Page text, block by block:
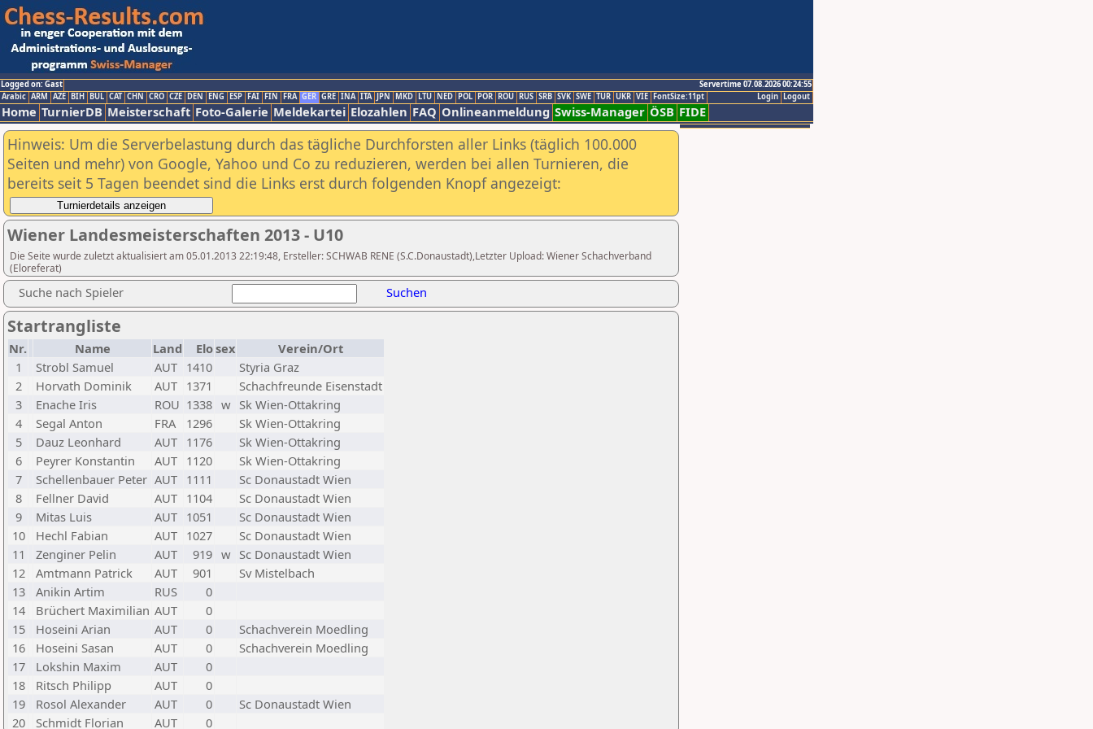
Logged on: Gast
Servertime 07.08.2026 00:24:55
Logout
Login
Arabic ARM AZE BIH BUL CAT CHN CRO CZE DEN ENG ESP FAI FIN FRA GER GRE INA ITA JPN MKD LTU NED POL POR ROU RUS SRB SVK SWE TUR UKR VIE FontSize:11pt
Home TurnierDB Meisterschaft Foto-Galerie Meldekartei Elozahlen FAQ Onlineanmeldung Swiss-Manager ÖSB FIDE
Hinweis: Um die Serverbelastung durch das tägliche Durchforsten aller Links (täglich 100.000
Seiten und mehr) von Google, Yahoo und Co zu reduzieren, werden bei allen Turnieren, die
bereits seit 5 Tagen beendet sind die Links erst durch folgenden Knopf angezeigt:
Wiener Landesmeisterschaften 2013 - U10
Die Seite wurde zuletzt aktualisiert am 05.01.2013 22:19:48, Ersteller: SCHWAB RENE (S.C.Donaustadt),Letzter Upload: Wiener Schachverband
(Eloreferat)
Suche nach Spieler Suchen
Startrangliste
Nr. Name Land Elosex
Verein/Ort
1
Strobl Samuel AUT 1410
Styria Graz
2
Horvath Dominik AUT 1371
Schachfreunde Eisenstadt
3
Enache Iris ROU 1338 w Sk Wien-Ottakring
4
Segal Anton FRA 1296
Sk Wien-Ottakring
5
Dauz Leonhard AUT 1176
Sk Wien-Ottakring
6
Peyrer Konstantin AUT 1120
Sk Wien-Ottakring
7
Schellenbauer Peter AUT 1111
Sc Donaustadt Wien
8
Fellner David AUT 1104
Sc Donaustadt Wien
9
Mitas Luis AUT 1051
Sc Donaustadt Wien
10
Hechl Fabian AUT 1027
Sc Donaustadt Wien
11
Zenginer Pelin AUT 919 w Sc Donaustadt Wien
12
Amtmann Patrick AUT 901
Sv Mistelbach
13
Anikin Artim RUS
0
14
Brüchert Maximilian AUT
0
15
Hoseini Arian AUT 0
Schachverein Moedling
16
Hoseini Sasan AUT 0
Schachverein Moedling
17
Lokshin Maxim AUT
0
18
Ritsch Philipp AUT
0
19
Rosol Alexander AUT 0
Sc Donaustadt Wien
20
Schmidt Florian AUT 0